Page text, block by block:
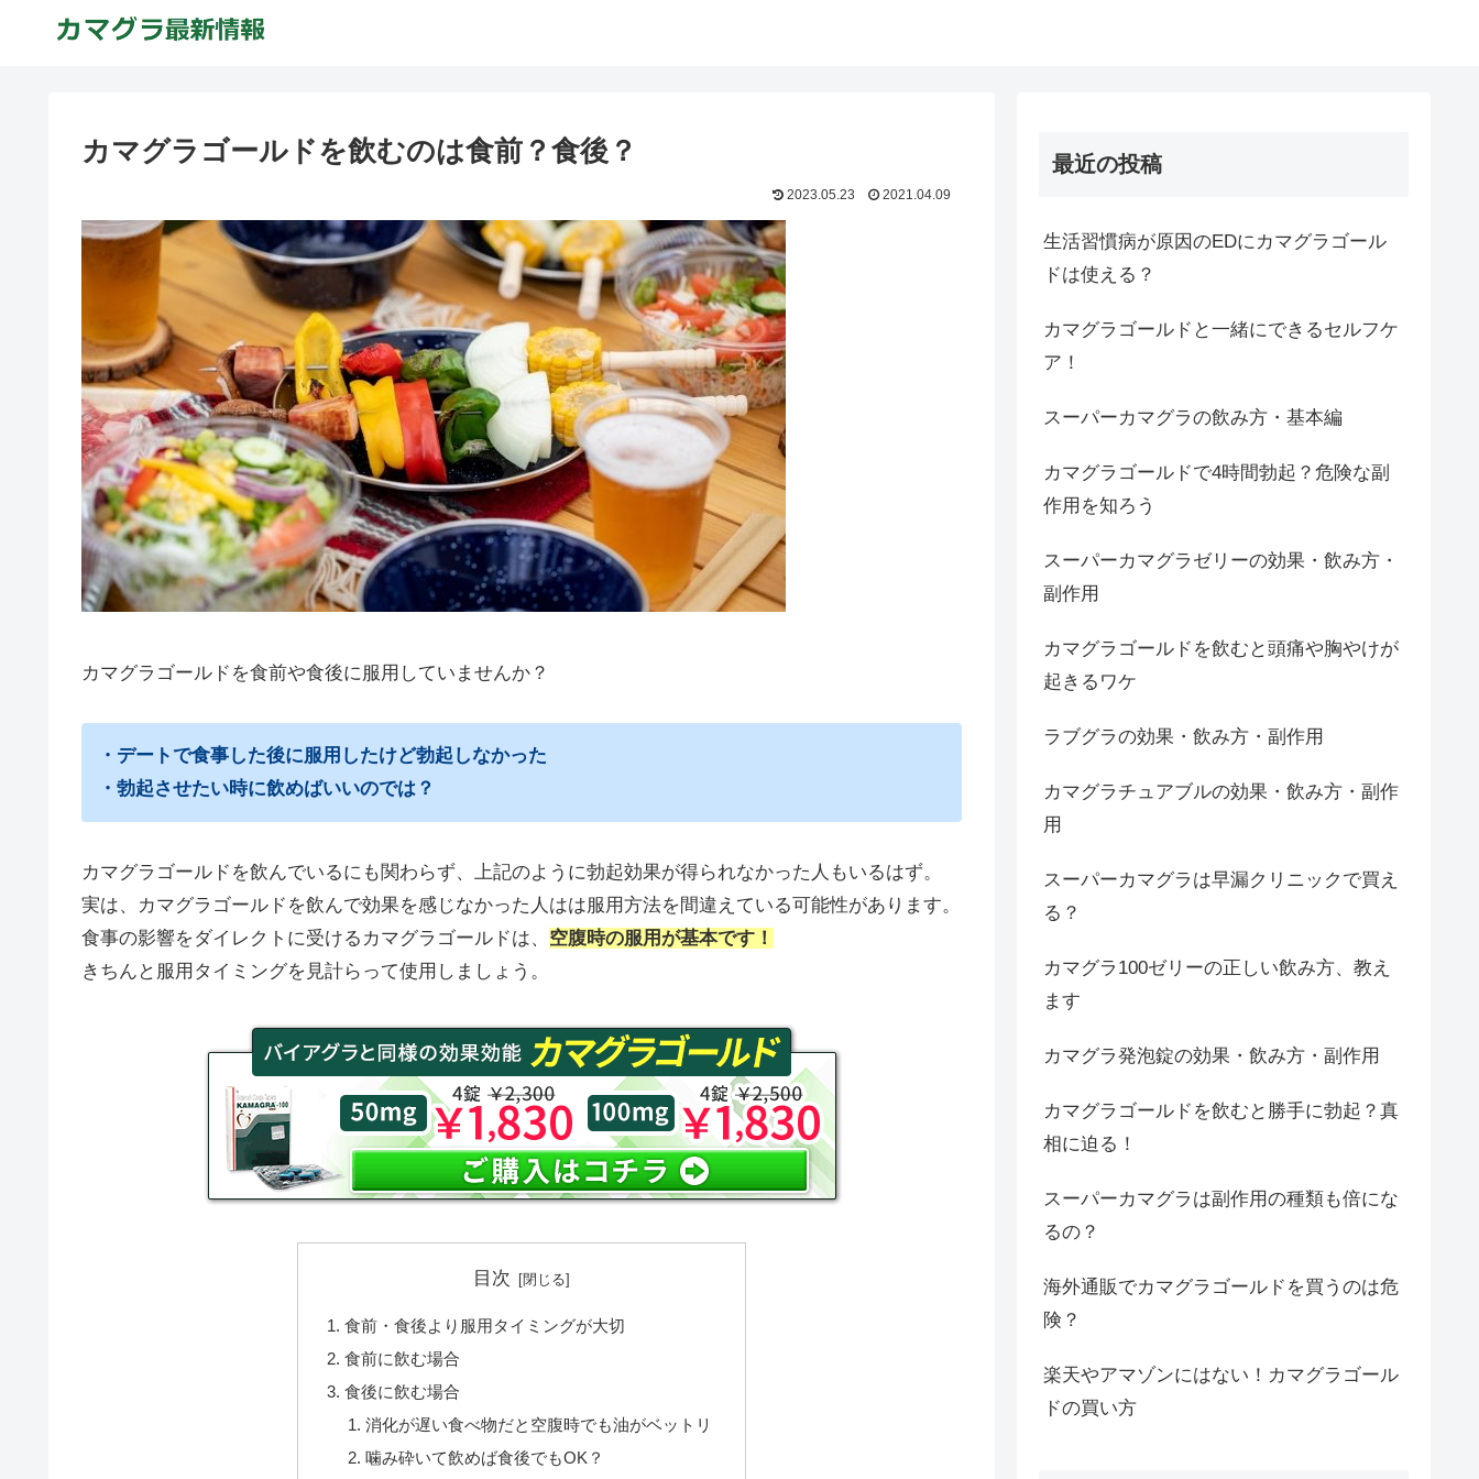
カマグラゴールドを飲むのは食前？食後？
2023.05.23 2021.04.09
カマグラゴールドを食前や食後に服用していませんか？
・デートで食事した後に服用したけど勃起しなかった
・勃起させたい時に飲めばいいのでは？
カマグラゴールドを飲んでいるにも関わらず、上記のように勃起効果が得られなかった人もいるはず。
実は、カマグラゴールドを飲んで効果を感じなかった人はは服用方法を間違えている可能性があります。
食事の影響をダイレクトに受けるカマグラゴールドは、 空腹時の服用が基本です！
きちんと服用タイミングを見計らって使用しましょう。
目次
食前・食後より服用タイミングが大切
食前に飲む場合
食後に飲む場合
消化が遅い食べ物だと空腹時でも油がベットリ
噛み砕いて飲めば食後でもOK？
最近の投稿
生活習慣病が原因のEDにカマグラゴール
ドは使える？
カマグラゴールドと一緒にできるセルフケ
ア！
スーパーカマグラの飲み方・基本編
カマグラゴールドで4時間勃起？危険な副
作用を知ろう
スーパーカマグラゼリーの効果・飲み方・
副作用
カマグラゴールドを飲むと頭痛や胸やけが
起きるワケ
ラブグラの効果・飲み方・副作用
カマグラチュアブルの効果・飲み方・副作
用
スーパーカマグラは早漏クリニックで買え
る？
カマグラ100ゼリーの正しい飲み方、教え
ます
カマグラ発泡錠の効果・飲み方・副作用
カマグラゴールドを飲むと勝手に勃起？真
相に迫る！
スーパーカマグラは副作用の種類も倍にな
るの？
海外通販でカマグラゴールドを買うのは危
険？
楽天やアマゾンにはない！カマグラゴール
ドの買い方